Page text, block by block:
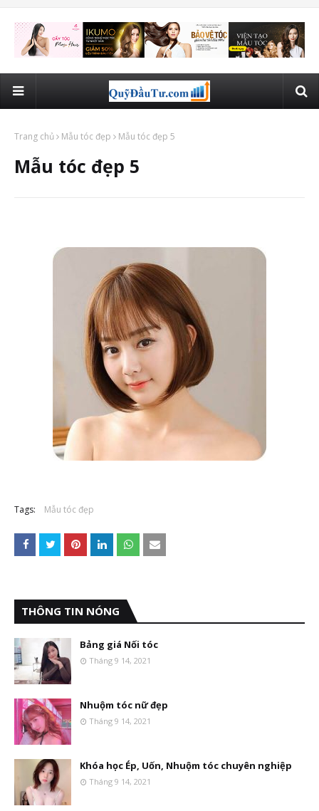
Trang chủ Mẫu tóc đẹp Mẫu tóc đẹp 5
Mẫu tóc đẹp 5
Tags: Mẫu tóc đẹp
THÔNG TIN NÓNG
Bảng giá Nối tóc
Tháng 9 14, 2021
Nhuộm tóc nữ đẹp
Tháng 9 14, 2021
Khóa học Ép, Uốn, Nhuộm tóc chuyên nghiệp
Tháng 9 14, 2021